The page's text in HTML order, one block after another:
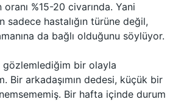
%15-20 civarında. Yani
sadece hastalığın türüne değil,
da bağlı olduğunu söylüyor.
gözlemlediğim bir olayla
Bir arkadaşımın dedesi, küçük bir
Bir hafta içinde durum